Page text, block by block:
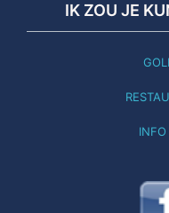
IK ZOU JE